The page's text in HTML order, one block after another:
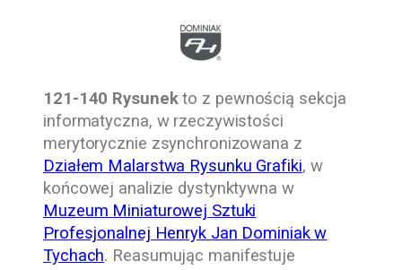
121-140 Rysunekto z pewnością sekcja
informatyczna, w rzeczywistości
merytorycznie zsynchronizowana z
Działem Malarstwa Rysunku Grafiki, w
końcowej analizie dystynktywna w
Muzeum Miniaturowej Sztuki
Profesjonalnej Henryk Jan Dominiak w
Tychach. Reasumując manifestuje